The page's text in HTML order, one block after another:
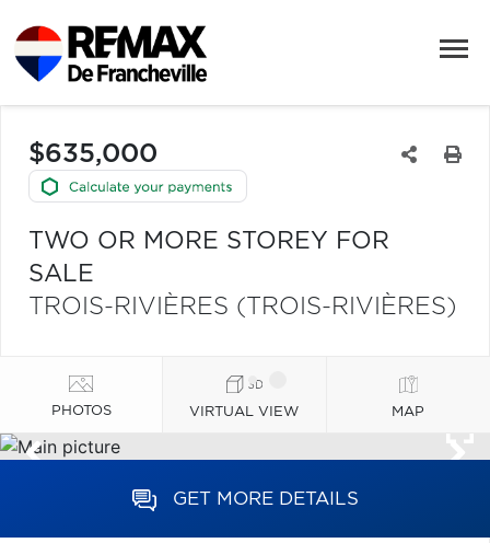
$635,000
TWO OR MORE STOREY FOR
SALE
TROIS-RIVIÈRES (TROIS-RIVIÈRES)
PHOTOS VIRTUAL VIEW MAP
GET MORE DETAILS